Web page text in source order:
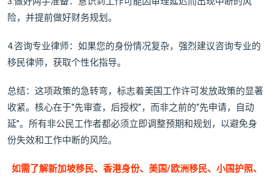
险，并提前做好财务规划。
4.咨询专业律师：如果您的身份情况复杂，强烈建议咨询专业的
移民律师，获取个性化指导。
总结：这项政策的急转弯，标志着美国工作许可发放政策的显著
收紧。核心在于“先审查，后授权”，而非之前的“先申请，自动
延”。所有非公民工作者都必须立即调整预期和规划，以避免身
份失效和工作中断的风险。
如需了解新加坡移民、香港身份、美国/欧洲移民、小国护照、